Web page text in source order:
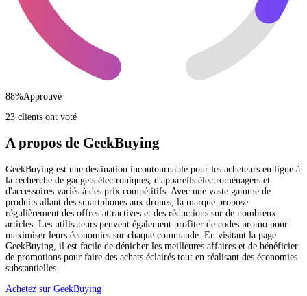
88%Approuvé
23 clients ont voté
A propos de GeekBuying
GeekBuying est une destination incontournable pour les acheteurs en ligne à
la recherche de gadgets électroniques, d'appareils électroménagers et
d'accessoires variés à des prix compétitifs. Avec une vaste gamme de
produits allant des smartphones aux drones, la marque propose
régulièrement des offres attractives et des réductions sur de nombreux
articles. Les utilisateurs peuvent également profiter de codes promo pour
maximiser leurs économies sur chaque commande. En visitant la page
GeekBuying, il est facile de dénicher les meilleures affaires et de bénéficier
de promotions pour faire des achats éclairés tout en réalisant des économies
substantielles.
Achetez sur GeekBuying